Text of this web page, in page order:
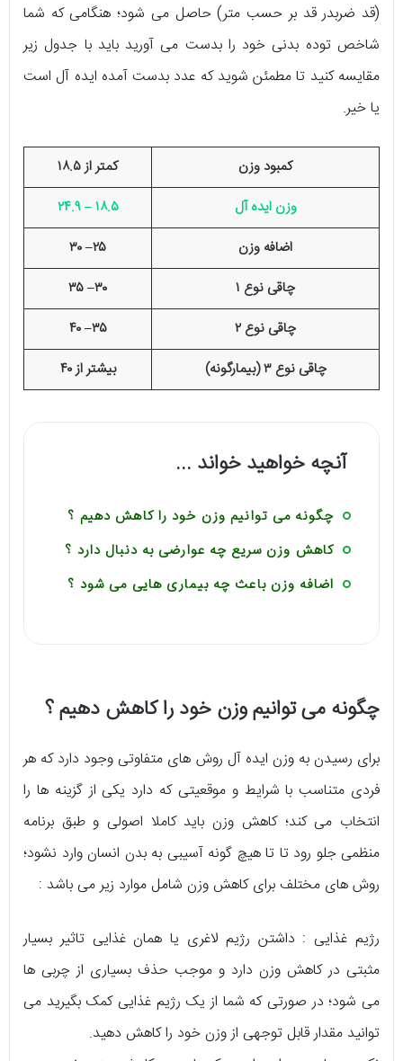
(قد ضربدر قد بر حسب متر) حاصل می شود؛ هنگامی که شما
شاخص توده بدنی خود را بدست می آورید باید با جدول زیر
مقایسه کنید تا مطمئن شوید که عدد بدست آمده ایده آل است
یا خیر.
کمبود وزن
کمتر از ۱۸.۵
وزن ایده آل
۱۸.۵ – ۲۴.۹
اضافه وزن
۲۵– ۳۰
چاقی نوع ۱
۳۰– ۳۵
چاقی نوع ۲
۳۵– ۴۰
چاقی نوع ۳ (بیمارگونه)
بیشتر از ۴۰
آنچه خواهید خواند ...
چگونه می توانیم وزن خود را کاهش دهیم ؟
کاهش وزن سریع چه عوارضی به دنبال دارد ؟
اضافه وزن باعث چه بیماری هایی می شود ؟
چگونه می توانیم وزن خود را کاهش دهیم ؟
برای رسیدن به وزن ایده آل روش های متفاوتی وجود دارد که هر
فردی متناسب با شرایط و موقعیتی که دارد یکی از گزینه ها را
انتخاب می کند؛ کاهش وزن باید کاملا اصولی و طبق برنامه
منظمی جلو رود تا تا هیچ گونه آسیبی به بدن انسان وارد نشود؛
روش های مختلف برای کاهش وزن شامل موارد زیر می باشد :
رژیم غذایی : داشتن رژیم لاغری یا همان غذایی تاثیر بسیار
مثبتی در کاهش وزن دارد و موجب حذف بسیاری از چربی ها
می شود؛ در صورتی که شما از یک رژیم غذایی کمک بگیرید می
توانید مقدار قابل توجهی از وزن خود را کاهش دهید.